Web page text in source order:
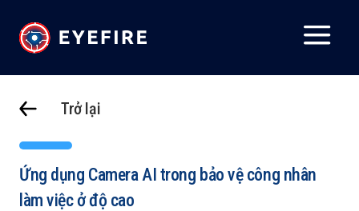
Trở lại
Ứng dụng Camera AI trong bảo vệ công nhân
làm việc ở độ cao